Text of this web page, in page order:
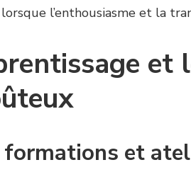
l’enthousiasme et la
et
et